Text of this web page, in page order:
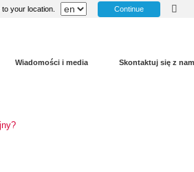
your location. Continue
Wiadomości i media Skontaktuj się z